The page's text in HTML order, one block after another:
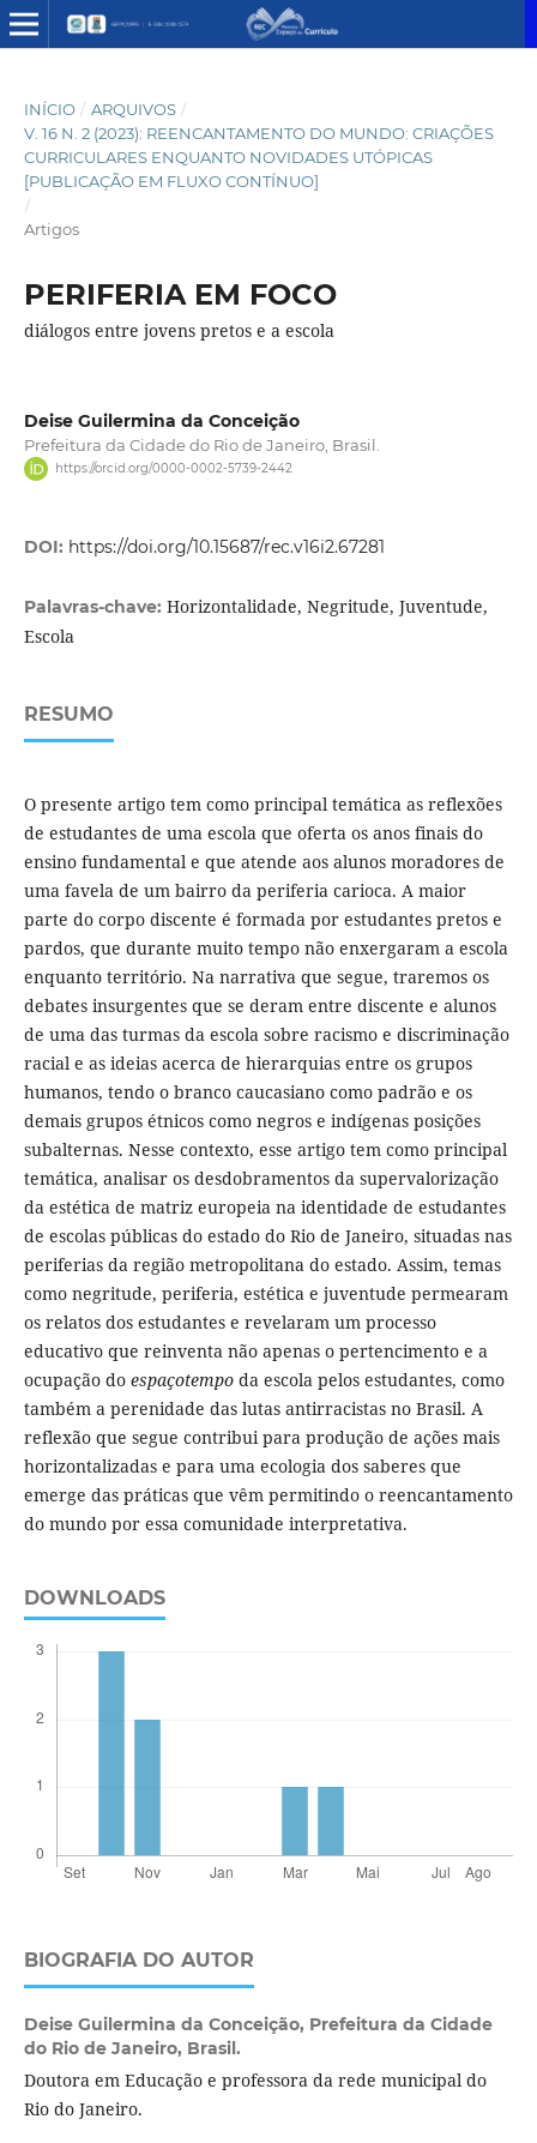
INÍCIO / ARQUIVOS /
V. 16 N. 2 (2023): REENCANTAMENTO DO MUNDO: CRIAÇÕES
CURRICULARES ENQUANTO NOVIDADES UTÓPICAS
[PUBLICAÇÃO EM FLUXO CONTÍNUO]
/
Artigos
PERIFERIA EM FOCO
diálogos entre jovens pretos e a escola
Deise Guilermina da Conceição
Prefeitura da Cidade do Rio de Janeiro, Brasil.
https://orcid.org/0000-0002-5739-2442
DOI: https://doi.org/10.15687/rec.v16i2.67281
Palavras-chave: Horizontalidade, Negritude, Juventude,
Escola
RESUMO
O presente artigo tem como principal temática as reflexões
de estudantes de uma escola que oferta os anos finais do
ensino fundamental e que atende aos alunos moradores de
uma favela de um bairro da periferia carioca. A maior
parte do corpo discente é formada por estudantes pretos e
pardos, que durante muito tempo não enxergaram a escola
enquanto território. Na narrativa que segue, traremos os
debates insurgentes que se deram entre discente e alunos
de uma das turmas da escola sobre racismo e discriminação
racial e as ideias acerca de hierarquias entre os grupos
humanos, tendo o branco caucasiano como padrão e os
demais grupos étnicos como negros e indígenas posições
subalternas. Nesse contexto, esse artigo tem como principal
temática, analisar os desdobramentos da supervalorização
da estética de matriz europeia na identidade de estudantes
de escolas públicas do estado do Rio de Janeiro, situadas nas
periferias da região metropolitana do estado. Assim, temas
como negritude, periferia, estética e juventude permearam
os relatos dos estudantes e revelaram um processo
educativo que reinventa não apenas o pertencimento e a
ocupação do espaçotempoda escola pelos estudantes, como
também a perenidade das lutas antirracistas no Brasil. A
reflexão que segue contribui para produção de ações mais
horizontalizadas e para uma ecologia dos saberes que
emerge das práticas que vêm permitindo o reencantamento
do mundo por essa comunidade interpretativa.
DOWNLOADS
BIOGRAFIA DO AUTOR
Deise Guilermina da Conceição, Prefeitura da Cidade
do Rio de Janeiro, Brasil.
Doutora em Educação e professora da rede municipal do
Rio do Janeiro.